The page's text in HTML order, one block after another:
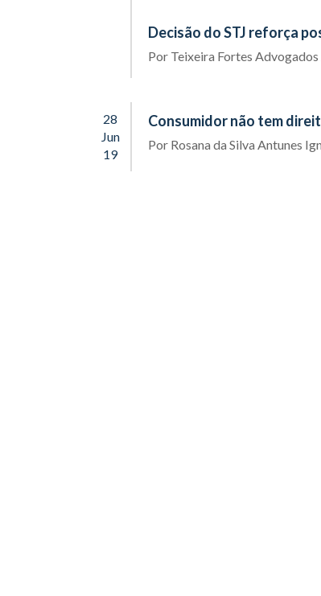
Decisão do STJ reforça
Por Teixeira Fortes
28
Jun
19
Consumidor não tem
Por Rosana da Silva Antunes